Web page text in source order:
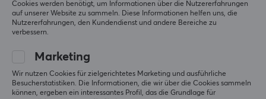
Community
Cookies werden benötigt, um Informationen über die Nutzererfahrungen
auf unserer Website zu sammeln. Diese Informationen helfen uns, die
Nutzererfahrungen, den Kundendienst und andere Bereiche zu
verbessern.
Marketing
Wir nutzen Cookies für zielgerichtetes Marketing und ausführliche
Besucherstatistiken. Die Informationen, die wir über die Cookies sammeln
können, ergeben ein interessantes Profil, das die Grundlage für